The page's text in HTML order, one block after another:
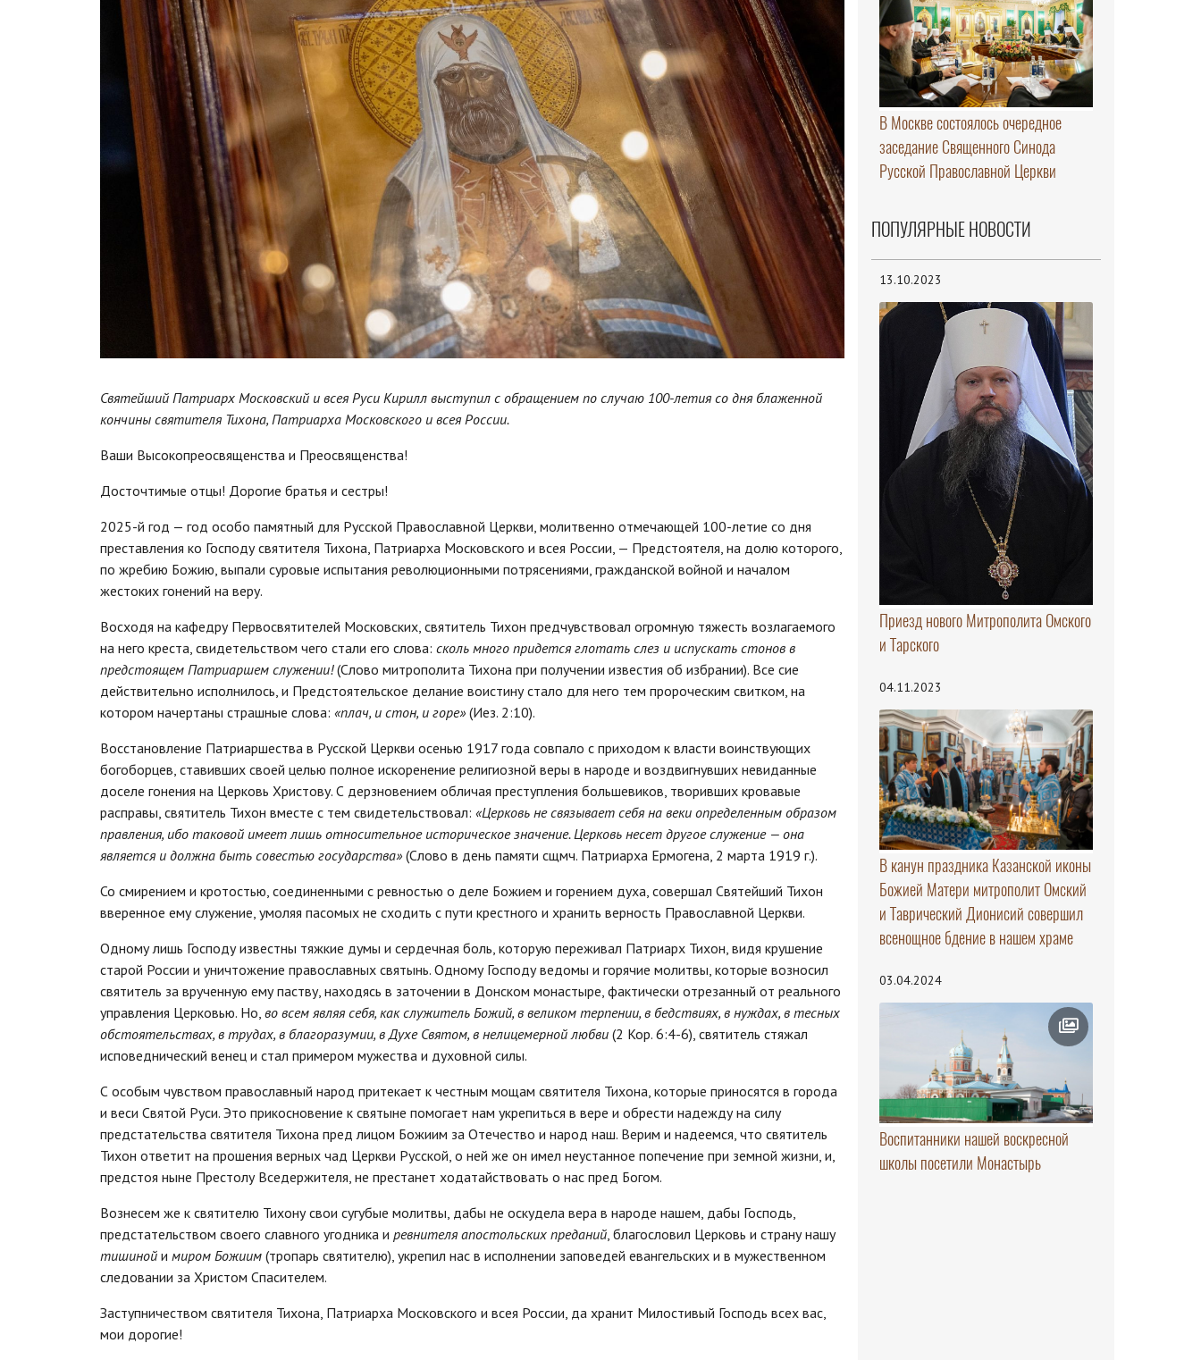
Святейший Патриарх Московский и всея Руси Кирилл выступил с обращением по случаю 100-летия со дня блаженной
кончины святителя Тихона, Патриарха Московского и всея России.
Ваши Высокопреосвященства и Преосвященства!
Досточтимые отцы! Дорогие братья и сестры!
2025-й год — год особо памятный для Русской Православной Церкви, молитвенно отмечающей 100-летие со дня
преставления ко Господу святителя Тихона, Патриарха Московского и всея России, — Предстоятеля, на долю которого,
по жребию Божию, выпали суровые испытания революционными потрясениями, гражданской войной и началом
жестоких гонений на веру.
Восходя на кафедру Первосвятителей Московских, святитель Тихон предчувствовал огромную тяжесть возлагаемого
на него креста, свидетельством чего стали его слова: сколь много придется глотать слез и испускать стонов в
предстоящем Патриаршем служении!(Слово митрополита Тихона при получении известия об избрании). Все сие
действительно исполнилось, и Предстоятельское делание воистину стало для него тем пророческим свитком, на
котором начертаны страшные слова: «плач, и стон, и горе» (Иез. 2:10).
Восстановление Патриаршества в Русской Церкви осенью 1917 года совпало с приходом к власти воинствующих
богоборцев, ставивших своей целью полное искоренение религиозной веры в народе и воздвигнувших невиданные
доселе гонения на Церковь Христову. С дерзновением обличая преступления большевиков, творивших кровавые
расправы, святитель Тихон вместе с тем свидетельствовал: «Церковь не связывает себя на веки определенным образом
правления, ибо таковой имеет лишь относительное историческое значение. Церковь несет другое служение — она
является и должна быть совестью государства» (Слово в день памяти сщмч. Патриарха Ермогена, 2 марта 1919 г.).
Со смирением и кротостью, соединенными с ревностью о деле Божием и горением духа, совершал Святейший Тихон
вверенное ему служение, умоляя пасомых не сходить с пути крестного и хранить верность Православной Церкви.
Одному лишь Господу известны тяжкие думы и сердечная боль, которую переживал Патриарх Тихон, видя крушение
старой России и уничтожение православных святынь. Одному Господу ведомы и горячие молитвы, которые возносил
святитель за врученную ему паству, находясь в заточении в Донском монастыре, фактически отрезанный от реального
управления Церковью. Но, во всем являя себя, как служитель Божий, в великом терпении, в бедствиях, в нуждах, в тесных
обстоятельствах, в трудах, в благоразумии, в Духе Святом, в нелицемерной любви (2 Кор. 6:4-6), святитель стяжал
исповеднический венец и стал примером мужества и духовной силы.
С особым чувством православный народ притекает к честным мощам святителя Тихона, которые приносятся в города
и веси Святой Руси. Это прикосновение к святыне помогает нам укрепиться в вере и обрести надежду на силу
предстательства святителя Тихона пред лицом Божиим за Отечество и народ наш. Верим и надеемся, что святитель
Тихон ответит на прошения верных чад Церкви Русской, о ней же он имел неустанное попечение при земной жизни, и,
предстоя ныне Престолу Вседержителя, не престанет ходатайствовать о нас пред Богом.
Вознесем же к святителю Тихону свои сугубые молитвы, дабы не оскудела вера в народе нашем, дабы Господь,
предстательством своего славного угодника и ревнителя апостольских преданий , благословил Церковь и страну нашу
тишиной и миром Божиим (тропарь святителю), укрепил нас в исполнении заповедей евангельских и в мужественном
следовании за Христом Спасителем.
Заступничеством святителя Тихона, Патриарха Московского и всея России, да хранит Милостивый Господь всех вас,
мои дорогие!
В Москве состоялось очередное
заседание Священного Синода
Русской Православной Церкви
ПОПУЛЯРНЫЕ НОВОСТИ
13.10.2023
Приезд нового Митрополита Омского
и Тарского
04.11.2023
В канун праздника Казанской иконы
Божией Матери митрополит Омский
и Таврический Дионисий совершил
всенощное бдение в нашем храме
03.04.2024
Воспитанники нашей воскресной
школы посетили Монастырь